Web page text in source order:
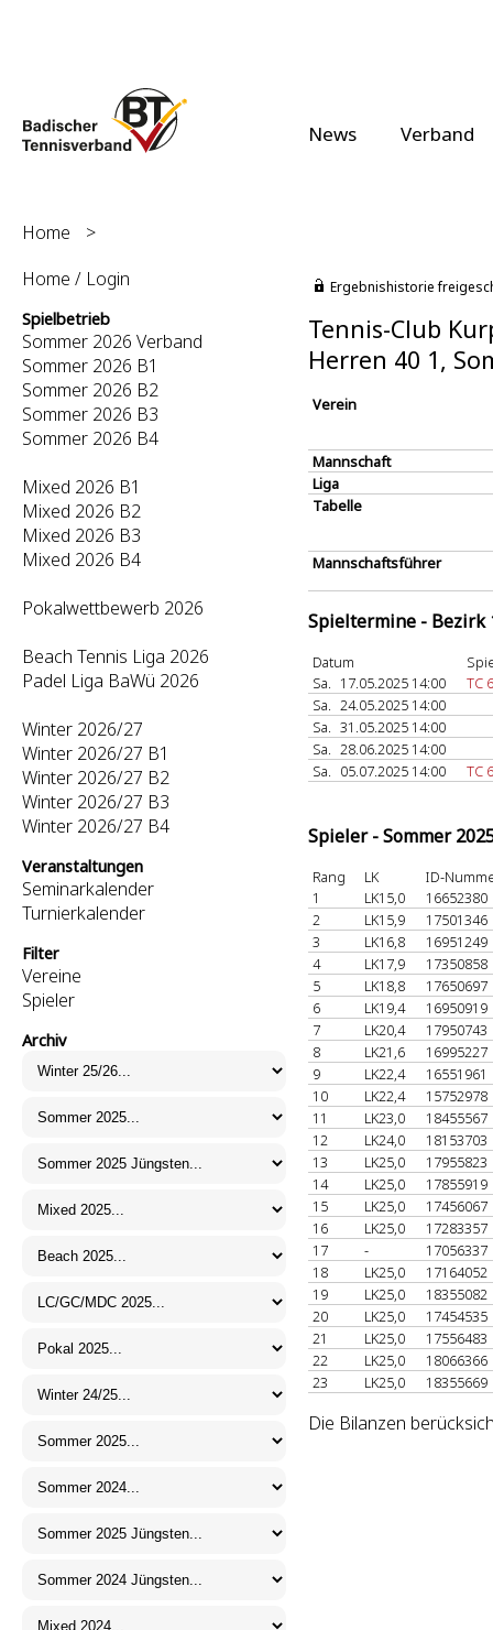
News Verband
Home
>
Home / Login
Spielbetrieb
Sommer 2026 Verband
Sommer 2026 B1
Sommer 2026 B2
Sommer 2026 B3
Sommer 2026 B4
Mixed 2026 B1
Mixed 2026 B2
Mixed 2026 B3
Mixed 2026 B4
Pokalwettbewerb 2026
Beach Tennis Liga 2026
Padel Liga BaWü 2026
Winter 2026/27
Winter 2026/27 B1
Winter 2026/27 B2
Winter 2026/27 B3
Winter 2026/27 B4
Veranstaltungen
Seminarkalender
Turnierkalender
Filter
Vereine
Spieler
Archiv
Ergebnishistorie
Tennis-Club
Herren 40 1,
Verein
Mannschaft
Liga
Tabelle
Mannschaftsführer
Spieltermine - Bezirk
Datum
Sa. 17.05.2025 14:00
TC
Sa. 24.05.2025 14:00
Sa. 31.05.2025 14:00
Sa. 28.06.2025 14:00
Sa. 05.07.2025 14:00 TC
Spieler - Sommer
Rang LK
ID-
1
LK15,0
16652380
2
LK15,9
17501346
3
LK16,8
16951249
4
LK17,9
17350858
5
LK18,8
17650697
6
LK19,4
16950919
7
LK20,4
17950743
8
LK21,6
16995227
9
LK22,4
16551961
10
LK22,4
15752978
11
LK23,0
18455567
12
LK24,0
18153703
13
LK25,0
17955823
14
LK25,0
17855919
15
LK25,0
17456067
16
LK25,0
17283357
17
-
17056337
18
LK25,0
17164052
19
LK25,0
18355082
20
LK25,0
17454535
21
LK25,0
17556483
22
LK25,0
18066366
23
LK25,0 18355669
Die Bilanzen